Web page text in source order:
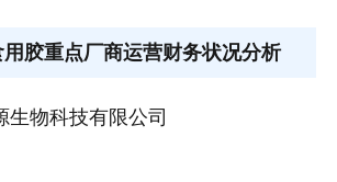
用胶重点厂商运营财务状况分析
生物科技有限公司